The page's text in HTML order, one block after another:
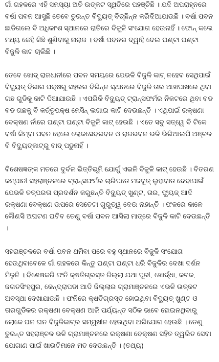
ଗାଁ ଗହଳରେ ଏହି ସମସ୍ୟା ଅତି ଉତ୍କଟ ସ୍ଥିତିରେ ପହଞ୍ଚିଛି । ଯଦି ଅପରାହ୍ନରେ
ବର୍ଷା ପବନ ଆସୁଛି ତେବେ ତୁରନ୍ତ ବିଦ୍ୟୁତ୍‍ ବିଚ୍ଛିନ୍ନ କରିଦିଆଯାଉଛି । ବର୍ଷା ପବନ
ଛାଡିଗଲେ ବି ଅଧିକାଂଶ ସ୍ଥାନରେ ରାତିରେ ବିଜୁଳି ସଂଯୋଗ ହେଉନାହିଁ । ଫୋନ୍‍ କଲେ
ମଧ୍ୟ କେହି କିଛି ଶୁଣିବାକୁ ନାରାଜ । ବର୍ଷା ପବନର ଦ୍ୱାହି ଦେଇ ଘଣ୍ଟା ଘଣ୍ଟା
ବିଜୁଳି କାଟ ଚାଲିଛି ।
ତେବେ ଖୋଦ୍‍ ରାଜଧାନୀରେ ପବନ ସମୟରେ ଯେଭଳି ବିଜୁଳି କାଟ୍‍ ନହେବ ସେଥିପାଇଁ
ବିଦ୍ୟୁତ୍‍ ବିଭାଗ ପକ୍ଷରୁ ସହରର ବିଭିନ୍ନ ସ୍ଥାନରେ ବିଜୁଳି ତାର ଆଖପାଖରେ ଥିବା
ଗଛ ଗୁଡିକୁ କାଟି ଦିଆଯାଉଛି । ଏପରିକି ବିଦ୍ୟୁତ୍‍ ଟ୍ରାନ୍ସଫର୍ମର ନିକଟରେ ଥିବା ବଡ
ବଡ ଗଛକୁ ବି କର୍ତ୍ତୃପକ୍ଷ ମେସିନ୍‍ ଲଗାଇ କାଟି ଦେଉଛନ୍ତି । ଏଥିପାଇଁ ରକ୍ଷଣା
ବେକ୍ଷଣ ନାଁରେ ଘଣ୍ଟା ଘଣ୍ଟା ବିଜୁଳି କାଟ୍‍ ହେଉଛି । ଏତେ ସବୁ ସତ୍ୱେ ବି ଟିକେ
ବର୍ଷା କିମ୍ବା ପବନ ହେଲେ ଲୋକସେବଭବନ ଓ ରାଜଭବନ ଭଳି ଭିଭିଆଇପି ଅଞ୍ଚଳ
ବି ବିଦ୍ୟୁତ୍‍କାଟ୍‍ରୁ ବାଦ୍‍ ପଡୁନାହିଁ ।
ବିଶେଷଜ୍ଞଙ୍କ ମତରେ ଦୁର୍ବଳ ଭିତ୍ତିଭୂମି ଯୋଗୁଁ ଏଭଳି ବିଜୁଳି କାଟ୍‍ ହେଉଛି । ବିତରଣ
କମ୍ପାନୀ ସହରାଞ୍ଚଳରେ ଟ୍ରାନ୍ସଫର୍ମର ଚାରିପଡେ ମଜବୁତ୍‍ ଲୁହାବାଡ ଦେବାପାଇଁ
ଯେଭଳି ତତ୍ପରତା ପ୍ରଦର୍ଶନ କରୁଛନ୍ତି ବିଦ୍ୟୁତ୍‍ ଖୁଣ୍ଟ, ତାର, ଫ୍ୟୁଜ୍‍ ଆଦି
ରକ୍ଷଣା ବେକ୍ଷଣ ଉପରେ ସେତେଟା ଗୁରୁତ୍ୱ ଦେଉ ନାହାନ୍ତି । ଫଳରେ କାଳେ
କୌଣସି ଅଘଟଣ ଘଟିବ ତେଣୁ ବର୍ଷା ପବନ ଆସିଲା ମାତ୍ରେ ବିଜୁଳି କାଟି ଦେଉଛନ୍ତି
।
ସହରାଞ୍ଚଳରେ ବର୍ଷା ପବନ ଥମିବା ପରେ ବହୁ ସ୍ଥାନରେ ବିଜୁଳି ସଂଯୋଗ
ହେଉଥିବାବେଳେ ଗାଁ ଗହଳରେ କିନ୍ତୁ ଘଣ୍ଟା ଘଣ୍ଟା ଧରି ବିଜୁଳିର ଦେଖା ଦର୍ଶନ
ମିଳୁନି । ବିଶେଷକରି ଫନି କ୍ଷତିଗ୍ରସ୍ତ ଜିଲ୍ଲା ଯଥା ପୁରୀ, ଖୋର୍ଦ୍ଧା, କଟକ,
ଜଗତସିଂହପୁର, କେନ୍ଦ୍ରାପଡା ଆଦି ଜିଲ୍ଲାର ଗ୍ରାମାଞ୍ଚଳରେ ଏଭଳି ଉତ୍କଟ
ଅବସ୍ଥା ଦେଖାଯାଉଛି । ଫନିରେ କ୍ଷତିଗ୍ରସ୍ତ ହୋଇଥିବା ବିଦ୍ୟୁତ୍‍ ଖୁଣ୍ଟ ଓ
ତାରଗୁଡିକର ରକ୍ଷଣା ବେକ୍ଷଣ ଆଜି ପର୍ଯ୍ୟନ୍ତ ସଠିକ ଭାବେ ହୋଇନଥିବାରୁ
ଲୋକେ ଘନ ଘନ ବିଜୁଳିକାଟ୍‍ର ସମ୍ମୁଖୀନ ହେଉଥିବା ଅଭିଯୋଗ ହେଉଛି । ତେଣୁ
ତୁରନ୍ତ ସହରାଞ୍ଚଳ ଭଳି ଗ୍ରାମାଞ୍ଚଳରେ ରକ୍ଷଣା ବେକ୍ଷଣ ସହିତ ତ୍ୱରିତ ସେବା
ଯୋଗାଣ ପାଇଁ ଖାଉଟିମାନେ ମତ ଦେଉଛନ୍ତି । (ତଥ୍ୟ)